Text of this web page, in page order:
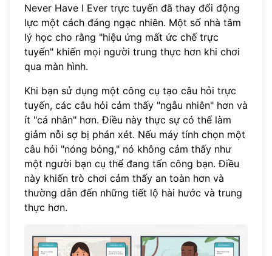
Never Have I Ever trực tuyến đã thay đổi động
lực một cách đáng ngạc nhiên. Một số nhà tâm
lý học cho rằng "hiệu ứng mất ức chế trực
tuyến" khiến mọi người trung thực hơn khi chơi
qua màn hình.
Khi bạn sử dụng một công cụ tạo câu hỏi trực
tuyến, các câu hỏi cảm thấy "ngẫu nhiên" hơn và
ít "cá nhân" hơn. Điều này thực sự có thể làm
giảm nỗi sợ bị phán xét. Nếu máy tính chọn một
câu hỏi "nóng bỏng," nó không cảm thấy như
một người bạn cụ thể đang tấn công bạn. Điều
này khiến trò chơi cảm thấy an toàn hơn và
thường dẫn đến những tiết lộ hài hước và trung
thực hơn.